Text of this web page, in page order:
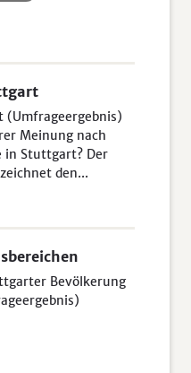
(Umfrageergebnis)
Meinung nach
in Stuttgart? Der
den...
Bevölkerung